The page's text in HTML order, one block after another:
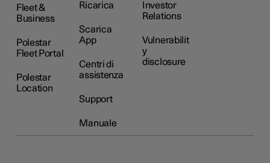
Fleet &
Business
Polestar
Fleet Portal
Polestar
Location
Ricarica
Scarica
App
Centri di
assistenza
Support
Manuale
Investor
Relations
Vulnerabilit
y
disclosure